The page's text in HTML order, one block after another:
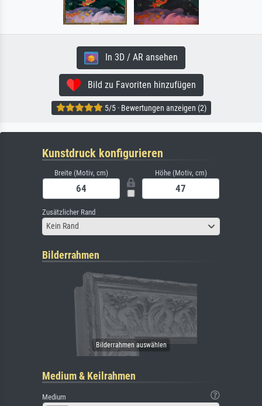
In 3D / AR ansehen
Bild zu Favoriten hinzufügen
5/5 · Bewertungen anzeigen (2)
Kunstdruck konfigurieren
Breite (Motiv, cm) Höhe (Motiv, cm)
Zusätzlicher Rand
Kein Rand
Bilderrahmen
Medium & Keilrahmen
Medium